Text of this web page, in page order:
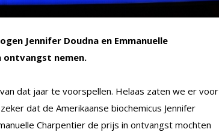
Jennifer Doudna en Emmanuelle
ontvangst nemen.
dat jaar te voorspellen. Helaas zaten we er voor
dat de Amerikaanse biochemicus Jennifer
Charpentier de prijs in ontvangst mochten